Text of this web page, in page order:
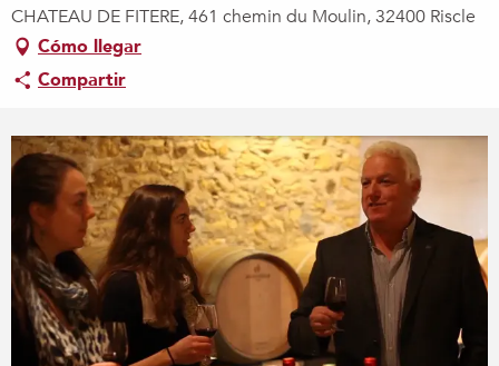
CHATEAU DE FITERE, 461 chemin du Moulin, 32400 Riscle
Cómo llegar
Compartir